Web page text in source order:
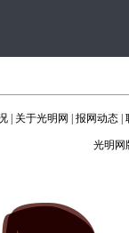
关于光明网 报网动态
光明网